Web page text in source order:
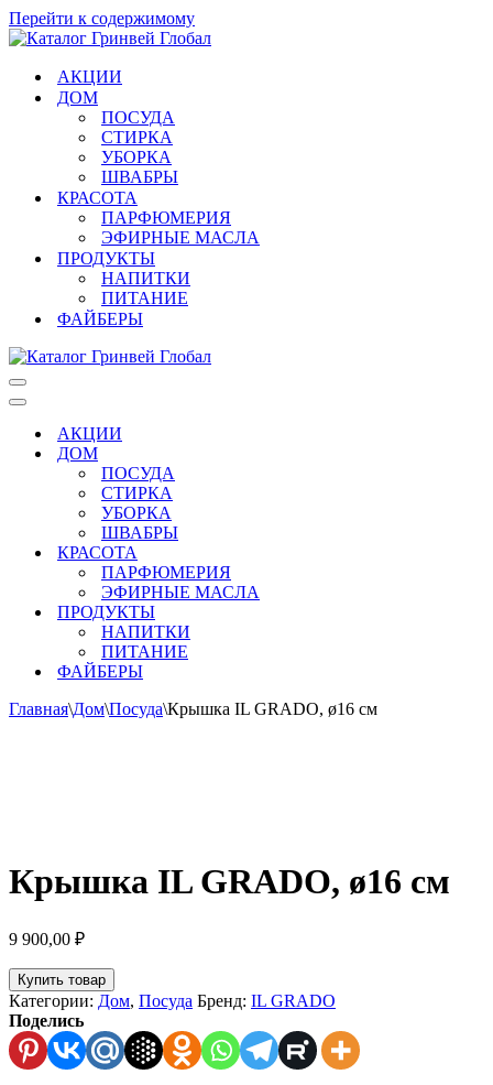
Перейти к содержимому
АКЦИИ
ДОМ
ПОСУДА
СТИРКА
УБОРКА
ШВАБРЫ
КРАСОТА
ПАРФЮМЕРИЯ
ЭФИРНЫЕ МАСЛА
ПРОДУКТЫ
НАПИТКИ
ПИТАНИЕ
ФАЙБЕРЫ
Меню
навигации
Меню
навигацииАКЦИИ
ДОМ
ПОСУДА
СТИРКА
УБОРКА
ШВАБРЫ
КРАСОТА
ПАРФЮМЕРИЯ
ЭФИРНЫЕ МАСЛА
ПРОДУКТЫ
НАПИТКИ
ПИТАНИЕ
ФАЙБЕРЫ
Главная\Дом\Посуда\Крышка IL GRADO, ø16 см
Крышка IL GRADO, ø16 см
9 900,00 ₽
Купить товар
Категории: Дом, Посуда Бренд: IL GRADO
Поделись